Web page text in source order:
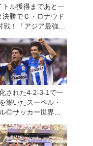
トル獲得まであと一
勝でＣ・ロナウド
！「アジア最強チ
（中谷）
された4-2-3-1で一
築いたスーペル・
◎サッカー世界遺